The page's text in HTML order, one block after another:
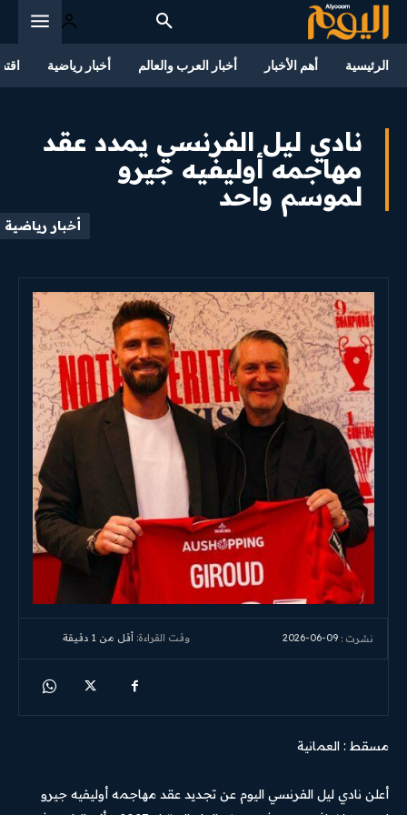
الرئيسية أهم الأخبار أخبار العرب والعالم أخبار رياضية
نادي ليل الفرنسي يمدد عقد
مهاجمه أوليفيه جيرو
لموسم واحد
أخبار رياضية
نشرت : 2026-06-09 وقت القراءة: أقل من 1 دقيقة
مسقط : العمانية
أعلن نادي ليل الفرنسي اليوم عن تجديد عقد مهاجمه أوليفيه جيرو